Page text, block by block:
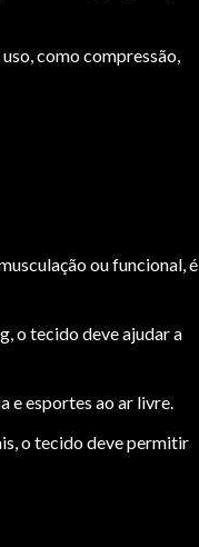
como compressão,
ou funcional, é
o tecido deve ajudar a
e esportes ao ar livre.
o tecido deve permitir